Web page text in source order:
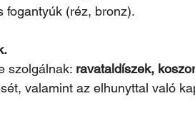
fogantyúk (réz, bronz).
szolgálnak: ravataldíszek,
valamint az elhunyttal való